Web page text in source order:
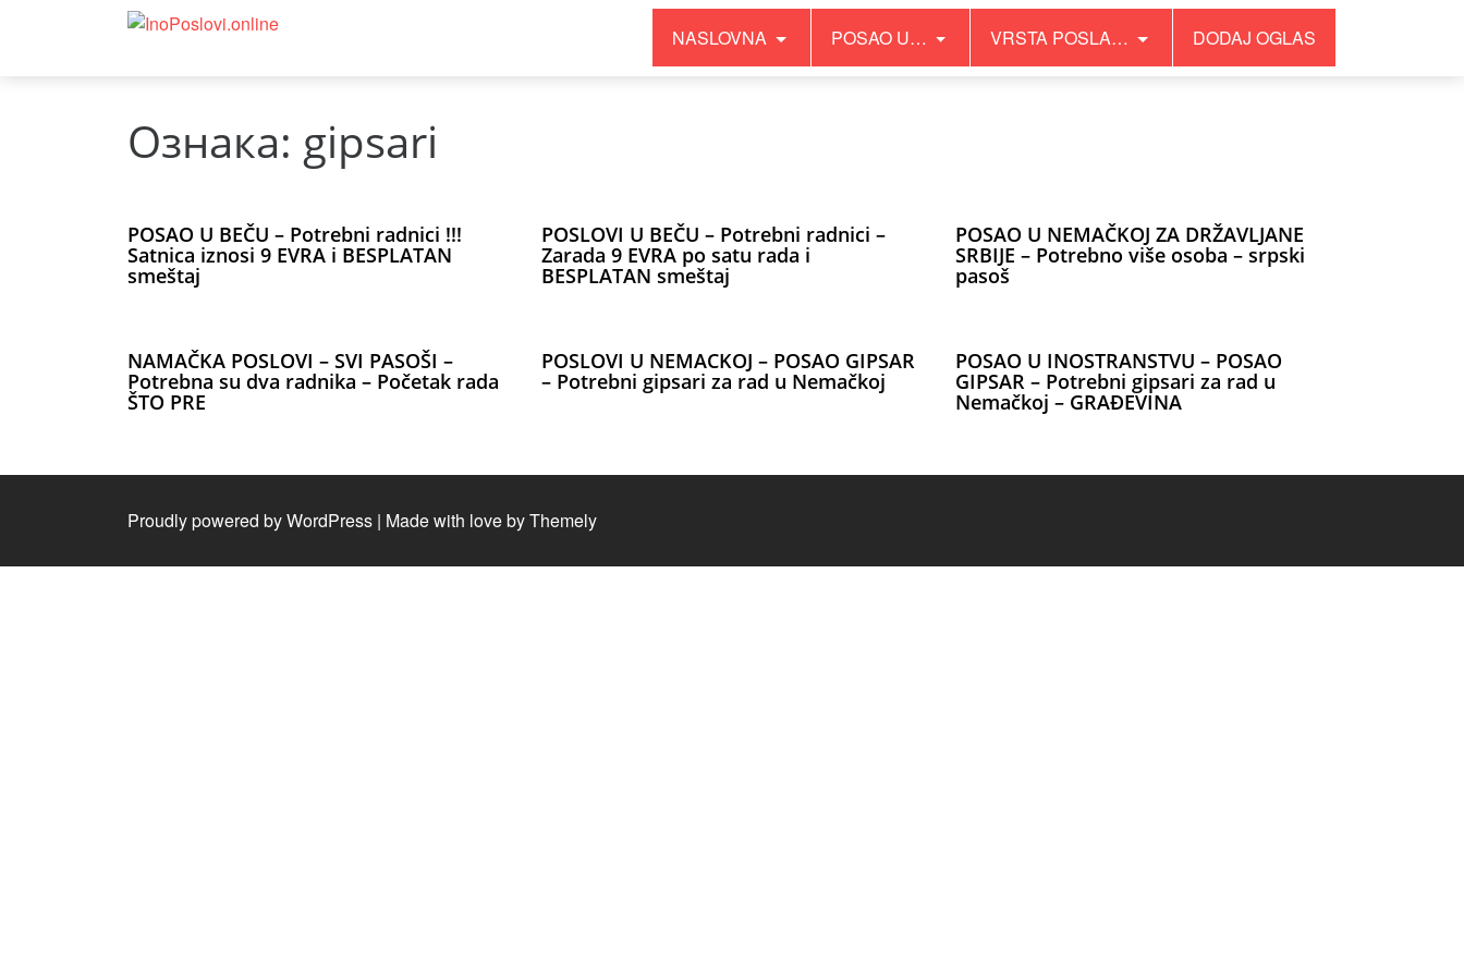
NASLOVNA POSAO U… VRSTA POSLA… DODAJ OGLAS
Ознака: gipsari
POSAO U BEČU – Potrebni radnici !!!
Satnica iznosi 9 EVRA i BESPLATAN
smeštaj
POSLOVI U BEČU – Potrebni radnici –
Zarada 9 EVRA po satu rada i
BESPLATAN smeštaj
POSAO U NEMAČKOJ ZA DRŽAVLJANE
SRBIJE – Potrebno više osoba – srpski
pasoš
NAMAČKA POSLOVI – SVI PASOŠI –
Potrebna su dva radnika – Početak rada
ŠTO PRE
POSLOVI U NEMACKOJ – POSAO GIPSAR
– Potrebni gipsari za rad u Nemačkoj
POSAO U INOSTRANSTVU – POSAO
GIPSAR – Potrebni gipsari za rad u
Nemačkoj – GRAĐEVINA
Proudly powered by WordPress | Made with love byThemely